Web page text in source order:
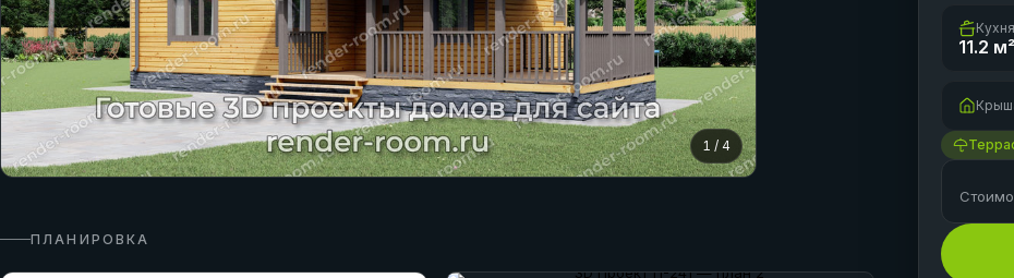
1 /4
ПЛАНИРОВКА
Кухня
11.2 м²